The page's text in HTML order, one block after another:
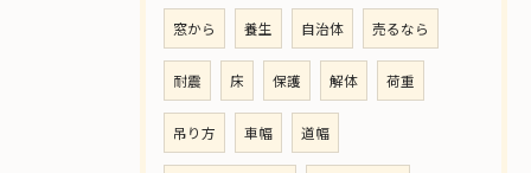
窓から 養生 自治体 売るなら
耐震 床 保護 解体 荷重
吊り方 車幅 道幅